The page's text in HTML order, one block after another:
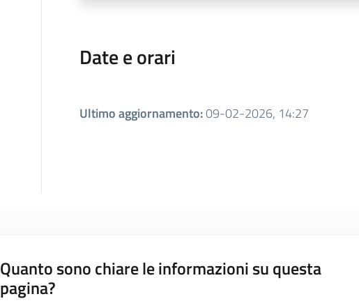
Date e orari
Ultimo aggiornamento:09-02-2026, 14:27
Quanto sono chiare le informazioni su questa
pagina?